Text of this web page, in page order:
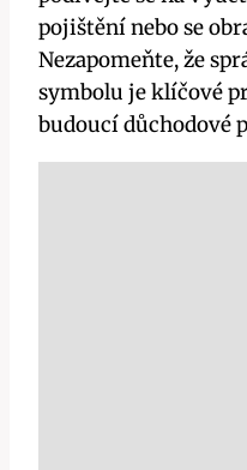
pojištění nebo se
Nezapomeňte, že
symbolu je klíčové
budoucí důchodové